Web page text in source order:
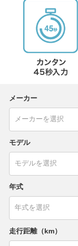
メーカー
モデル
年式
走行距離（km）